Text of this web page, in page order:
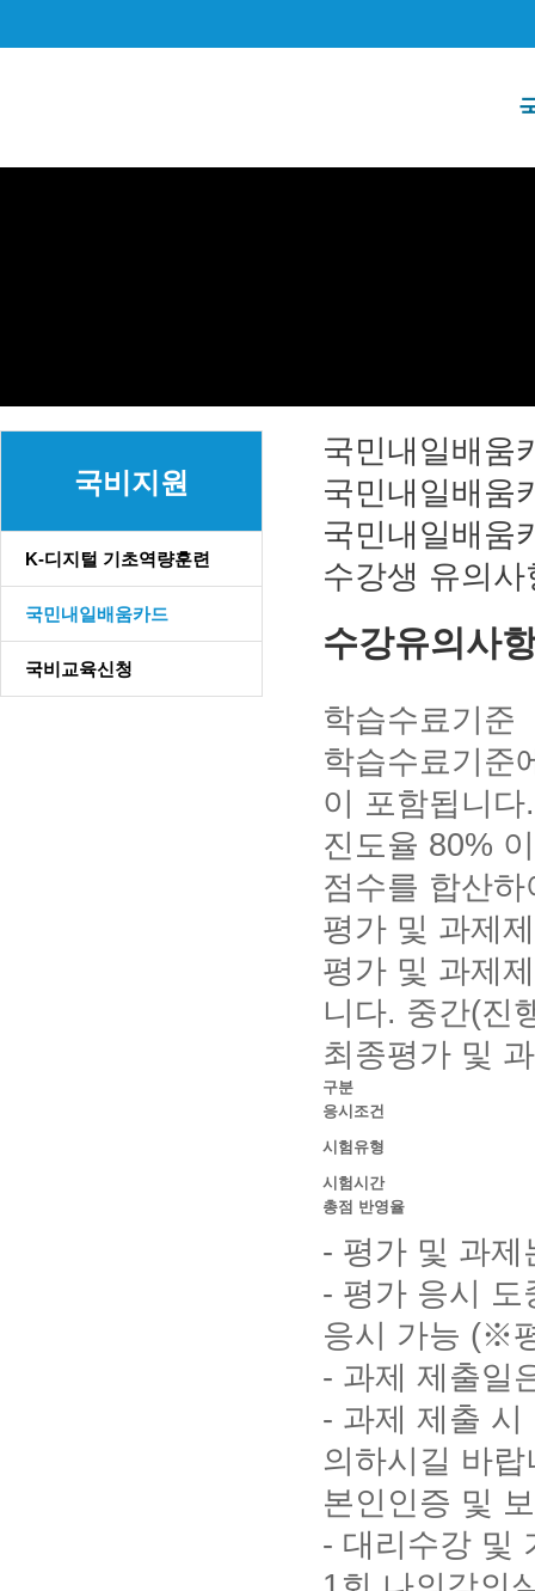
국비지원
K-디지털 기초역량훈련
국민내일배움카드
국비교육신청
국민내일배움
국민내일배움
국민내일배움
수강생 유의사
수강유의사
학습수료기준
학습수료기준
이 포함됩니다.
진도율 80%
점수를 합산
평가 및 과제
평가 및 과제
니다. 중간(진
최종평가 및
구분
응시조건
시험유형
시험시간
총점 반영율
- 평가 및 과제
- 평가 응시 도
응시 가능 (※
- 과제 제출일
- 과제 제출 시
의하시길 바랍
본인인증 및
- 대리수강 및